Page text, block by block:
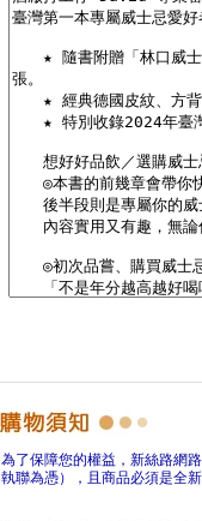
為了保障您的權益，新絲路網
執聯為憑），且商品必須是全